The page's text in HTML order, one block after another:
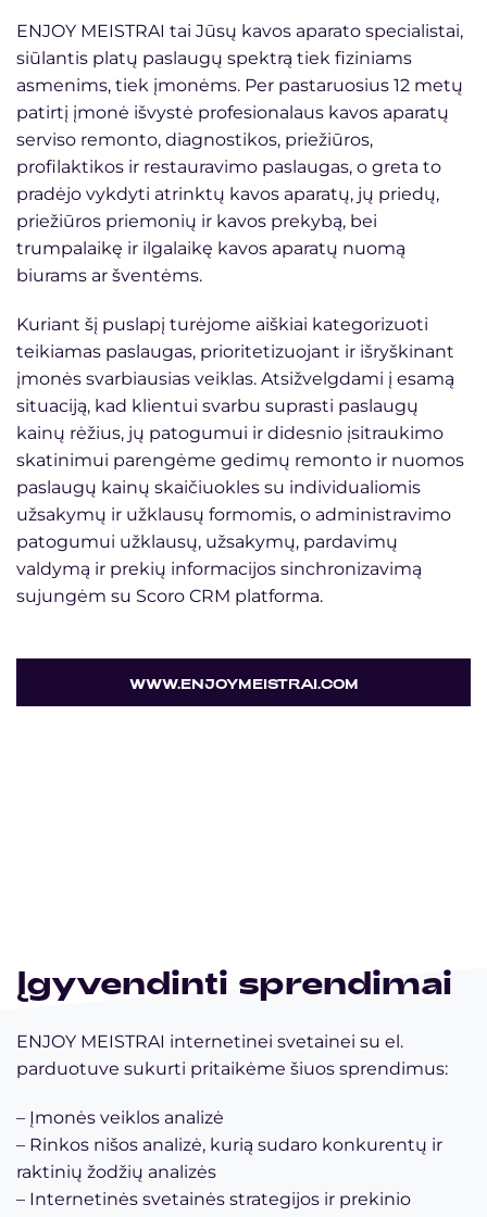
ENJOY MEISTRAI tai Jūsų kavos aparato specialistai,
siūlantis platų paslaugų spektrą tiek fiziniams
asmenims, tiek įmonėms. Per pastaruosius 12 metų
patirtį įmonė išvystė profesionalaus kavos aparatų
serviso remonto, diagnostikos, priežiūros,
profilaktikos ir restauravimo paslaugas, o greta to
pradėjo vykdyti atrinktų kavos aparatų, jų priedų,
priežiūros priemonių ir kavos prekybą, bei
trumpalaikę ir ilgalaikę kavos aparatų nuomą
biurams ar šventėms.
Kuriant šį puslapį turėjome aiškiai kategorizuoti
teikiamas paslaugas, prioritetizuojant ir išryškinant
įmonės svarbiausias veiklas. Atsižvelgdami į esamą
situaciją, kad klientui svarbu suprasti paslaugų
kainų rėžius, jų patogumui ir didesnio įsitraukimo
skatinimui parengėme gedimų remonto ir nuomos
paslaugų kainų skaičiuokles su individualiomis
užsakymų ir užklausų formomis, o administravimo
patogumui užklausų, užsakymų, pardavimų
valdymą ir prekių informacijos sinchronizavimą
sujungėm su Scoro CRM platforma.
WWW.ENJOYMEISTRAI.COM
Įgyvendinti sprendimai
ENJOY MEISTRAI internetinei svetainei su el.
parduotuve sukurti pritaikėme šiuos sprendimus:
– Įmonės veiklos analizė
– Rinkos nišos analizė, kurią sudaro konkurentų ir
raktinių žodžių analizės
– Internetinės svetainės strategijos ir prekinio